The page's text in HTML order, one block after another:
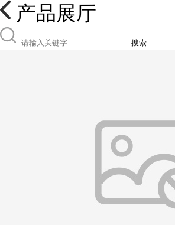
产品展厅
搜索